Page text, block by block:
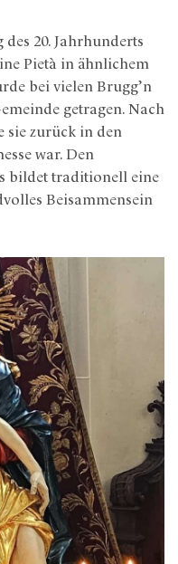
20. Jahrhunderts
Pietà in ähnlichem
bei vielen Brugg’n
getragen. Nach
sie zurück in den
war. Den
bildet traditionell eine
Beisammensein